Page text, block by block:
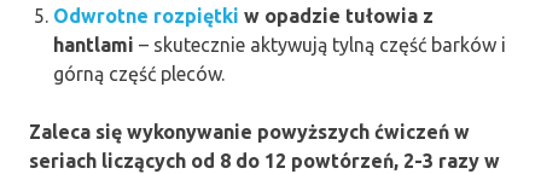
Odwrotne rozpiętki w opadzie tułowia z
hantlami – skutecznie aktywują tylną część barków i
górną część pleców.
Zaleca się wykonywanie powyższych ćwiczeń w
seriach liczących od 8 do 12 powtórzeń, 2-3 razy w